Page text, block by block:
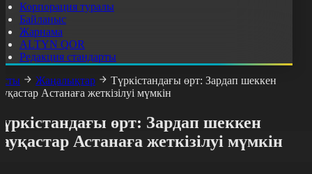
Корпорация туралы
Байланыс
Жарнама
ALTYN QOR
Редакция стандарты
Жаңалықтар
Түркістандағы өрт: Зардап шеккен
Астанаға жеткізілуі мүмкін
өрт: Зардап шеккен
Астанаға жеткізілуі мүмкін